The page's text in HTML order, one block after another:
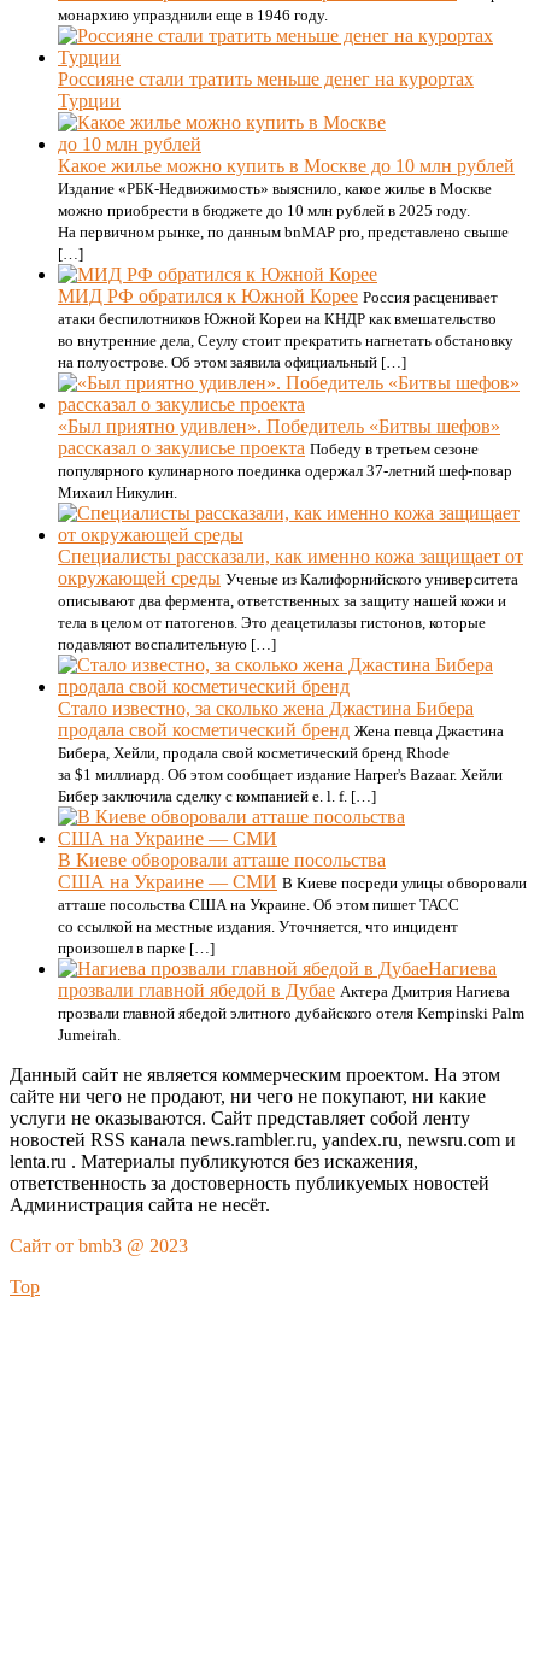
монархию упразднили еще в 1946 году.
Россияне стали тратить меньше денег на курортах
Турции
Какое жилье можно купить в Москве до 10 млн рублей
Издание «РБК-Недвижимость» выяснило, какое жилье в Москве
можно приобрести в бюджете до 10 млн рублей в 2025 году.
На первичном рынке, по данным bnMAP pro, представлено свыше
[…]
МИД РФ обратился к Южной Корее Россия расценивает
атаки беспилотников Южной Кореи на КНДР как вмешательство
во внутренние дела, Сеулу стоит прекратить нагнетать обстановку
на полуострове. Об этом заявила официальный […]
«Был приятно удивлен». Победитель «Битвы шефов»
рассказал о закулисье проекта Победу в третьем сезоне
популярного кулинарного поединка одержал 37-летний шеф-повар
Михаил Никулин.
Специалисты рассказали, как именно кожа защищает от
окружающей среды Ученые из Калифорнийского университета
описывают два фермента, ответственных за защиту нашей кожи и
тела в целом от патогенов. Это деацетилазы гистонов, которые
подавляют воспалительную […]
Стало известно, за сколько жена Джастина Бибера
продала свой косметический бренд Жена певца Джастина
Бибера, Хейли, продала свой косметический бренд Rhode
за $1 миллиард. Об этом сообщает издание Harper's Bazaar. Хейли
Бибер заключила сделку с компанией e. l. f. […]
В Киеве обворовали атташе посольства
США на Украине — СМИ В Киеве посреди улицы обворовали
атташе посольства США на Украине. Об этом пишет ТАСС
со ссылкой на местные издания. Уточняется, что инцидент
произошел в парке […]
Нагиева
прозвали главной ябедой в Дубае Актера Дмитрия Нагиева
прозвали главной ябедой элитного дубайского отеля Kempinski Palm
Jumeirah.
Данный сайт не является коммерческим проектом. На этом
сайте ни чего не продают, ни чего не покупают, ни какие
услуги не оказываются. Сайт представляет собой ленту
новостей RSS канала news.rambler.ru, yandex.ru, newsru.com и
lenta.ru . Материалы публикуются без искажения,
ответственность за достоверность публикуемых новостей
Администрация сайта не несёт.
Сайт от bmb3 @ 2023
Top